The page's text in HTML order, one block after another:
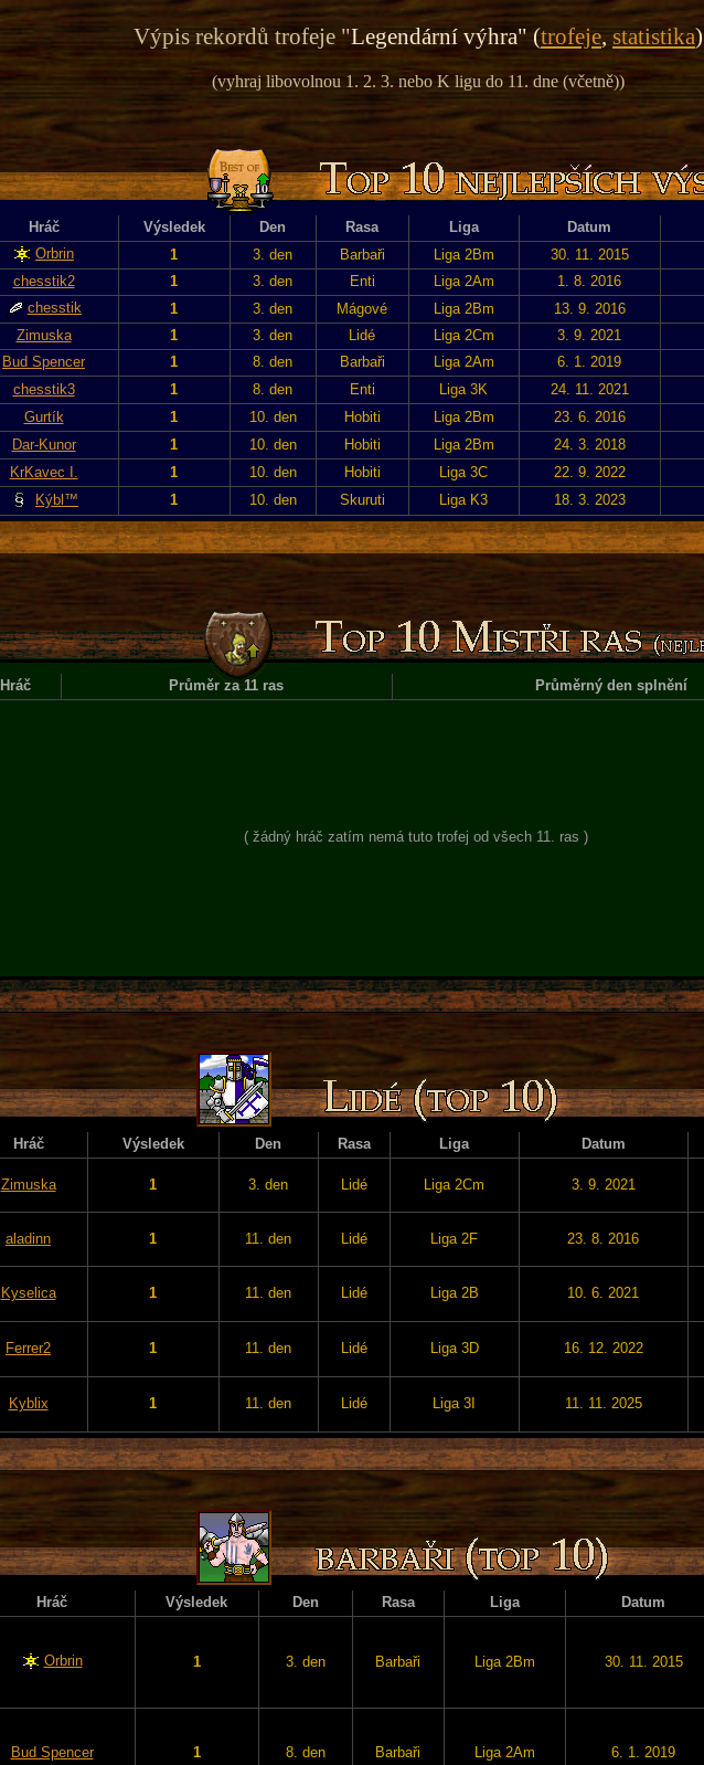
Výpis rekordů trofeje "Legendární výhra" (trofeje, statistika)
(vyhraj libovolnou 1. 2. 3. nebo K ligu do 11. dne (včetně))
Hráč Výsledek Den Rasa Liga Datum
Orbrin 1 3. den Barbaři Liga 2Bm 30. 11. 2015
chesstik2 1 3. den Enti Liga 2Am 1. 8. 2016
chesstik 1 3. den Mágové Liga 2Bm 13. 9. 2016
Zimuska 1 3. den Lidé Liga 2Cm 3. 9. 2021
Bud Spencer 1 8. den Barbaři Liga 2Am 6. 1. 2019
chesstik3 1 8. den Enti Liga 3K 24. 11. 2021
Gurtík 1 10. den Hobiti Liga 2Bm 23. 6. 2016
Dar-Kunor 1 10. den Hobiti Liga 2Bm 24. 3. 2018
KrKavec I. 1 10. den Hobiti Liga 3C 22. 9. 2022
Kýbl™ 1 10. den Skuruti Liga K3 18. 3. 2023
Hráč Průměr za 11 ras Průměrný den splnění
( žádný hráč zatím nemá tuto trofej od všech 11. ras )
Hráč Výsledek Den Rasa Liga Datum
Zimuska 1 3. den Lidé Liga 2Cm 3. 9. 2021
aladinn 1 11. den Lidé Liga 2F 23. 8. 2016
Kyselica 1 11. den Lidé Liga 2B 10. 6. 2021
Ferrer2 1 11. den Lidé Liga 3D 16. 12. 2022
Kyblix 1 11. den Lidé Liga 3I 11. 11. 2025
Hráč Výsledek Den Rasa Liga Datum
Orbrin 1 3. den Barbaři Liga 2Bm 30. 11. 2015
Bud Spencer 1 8. den Barbaři Liga 2Am 6. 1. 2019